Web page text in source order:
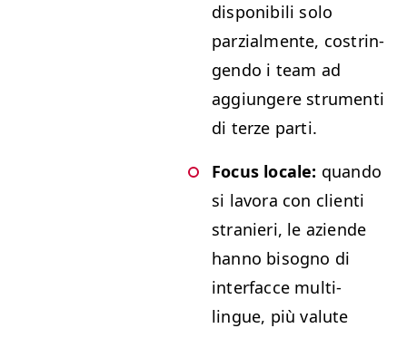
disponi­bili solo
parzial­mente, costrin­
gen­do i team ad
aggiun­gere stru­men­ti
di terze parti.
Focus locale: quan­do
si lavo­ra con cli­en­ti
stranieri, le aziende
han­no bisog­no di
inter­fac­ce mul­ti­
lingue, più valute